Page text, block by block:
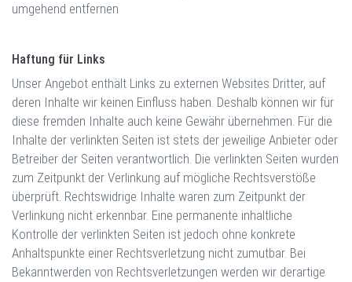
umgehend entfernen
Haftung für Links
Unser Angebot enthält Links zu externen Websites Dritter, auf
deren Inhalte wir keinen Einfluss haben. Deshalb können wir für
diese fremden Inhalte auch keine Gewähr übernehmen. Für die
Inhalte der verlinkten Seiten ist stets der jeweilige Anbieter oder
Betreiber der Seiten verantwortlich. Die verlinkten Seiten wurden
zum Zeitpunkt der Verlinkung auf mögliche Rechtsverstöße
überprüft. Rechtswidrige Inhalte waren zum Zeitpunkt der
Verlinkung nicht erkennbar. Eine permanente inhaltliche
Kontrolle der verlinkten Seiten ist jedoch ohne konkrete
Anhaltspunkte einer Rechtsverletzung nicht zumutbar. Bei
Bekanntwerden von Rechtsverletzungen werden wir derartige